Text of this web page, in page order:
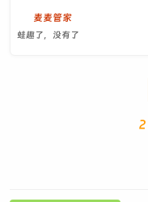
麦麦管家
蛙趣了，没有了
2